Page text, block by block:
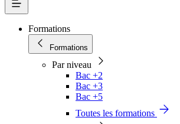
Formations
Formations
Par niveau
Bac +2
Bac +3
Bac +5
Toutes les formations